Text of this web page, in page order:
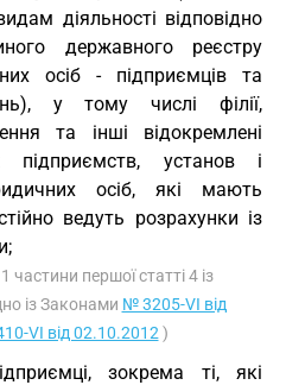
діяльності відповідно
державного реєстру
осіб - підприємців та
у тому числі філії,
та інші відокремлені
підприємств, установ і
осіб, які мають
ведуть розрахунки із
частини першої статті 4 із
із Законами № 3205-VI від
VI від 02.10.2012 )
зокрема ті, які